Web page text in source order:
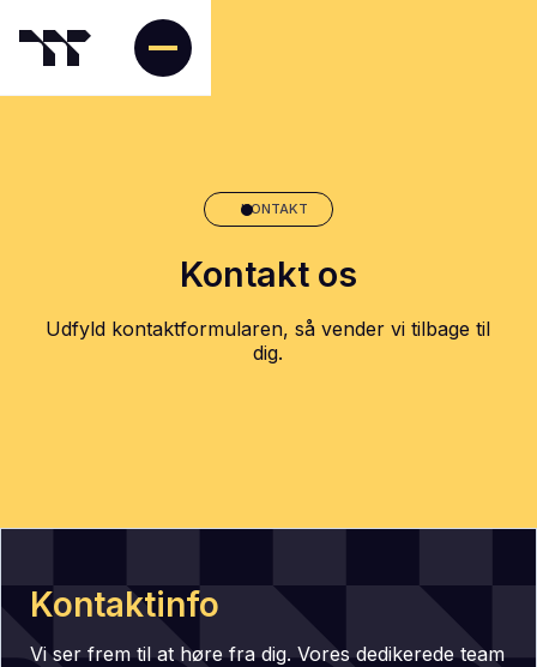
KONTAKT
Kontakt os
Udfyld kontaktformularen, så vender vi tilbage til
dig.
Kontaktinfo
Vi ser frem til at høre fra dig. Vores dedikerede team